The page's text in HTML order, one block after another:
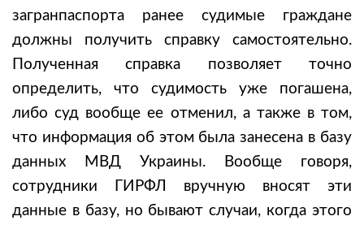
загранпаспорта ранее судимые граждане
должны получить справку самостоятельно.
Полученная справка позволяет точно
определить, что судимость уже погашена,
либо суд вообще ее отменил, а также в том,
что информация об этом была занесена в базу
данных МВД Украины. Вообще говоря,
сотрудники ГИРФЛ вручную вносят эти
данные в базу, но бывают случаи, когда этого